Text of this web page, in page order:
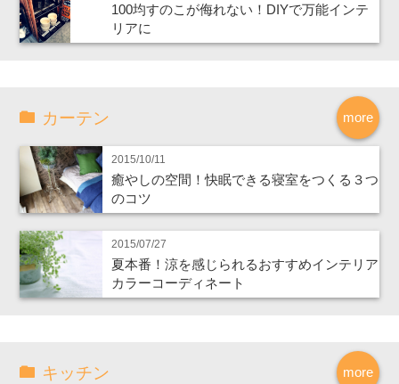
100均すのこが侮れない！DIYで万能インテ
リアに
more
カーテン
2015/10/11
癒やしの空間！快眠できる寝室をつくる３つ
のコツ
2015/07/27
夏本番！涼を感じられるおすすめインテリア
カラーコーディネート
more
キッチン